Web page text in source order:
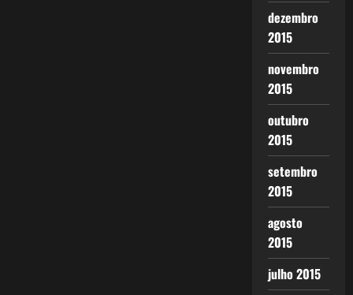
dezembro
2015
novembro
2015
outubro
2015
setembro
2015
agosto
2015
julho 2015